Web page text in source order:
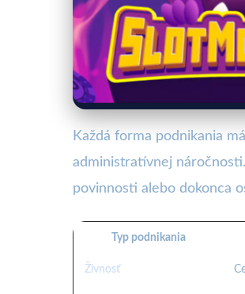
Každá forma podnikania
administratívnej
povinnosti alebo dokonca
Typ podnikania
Živnosť